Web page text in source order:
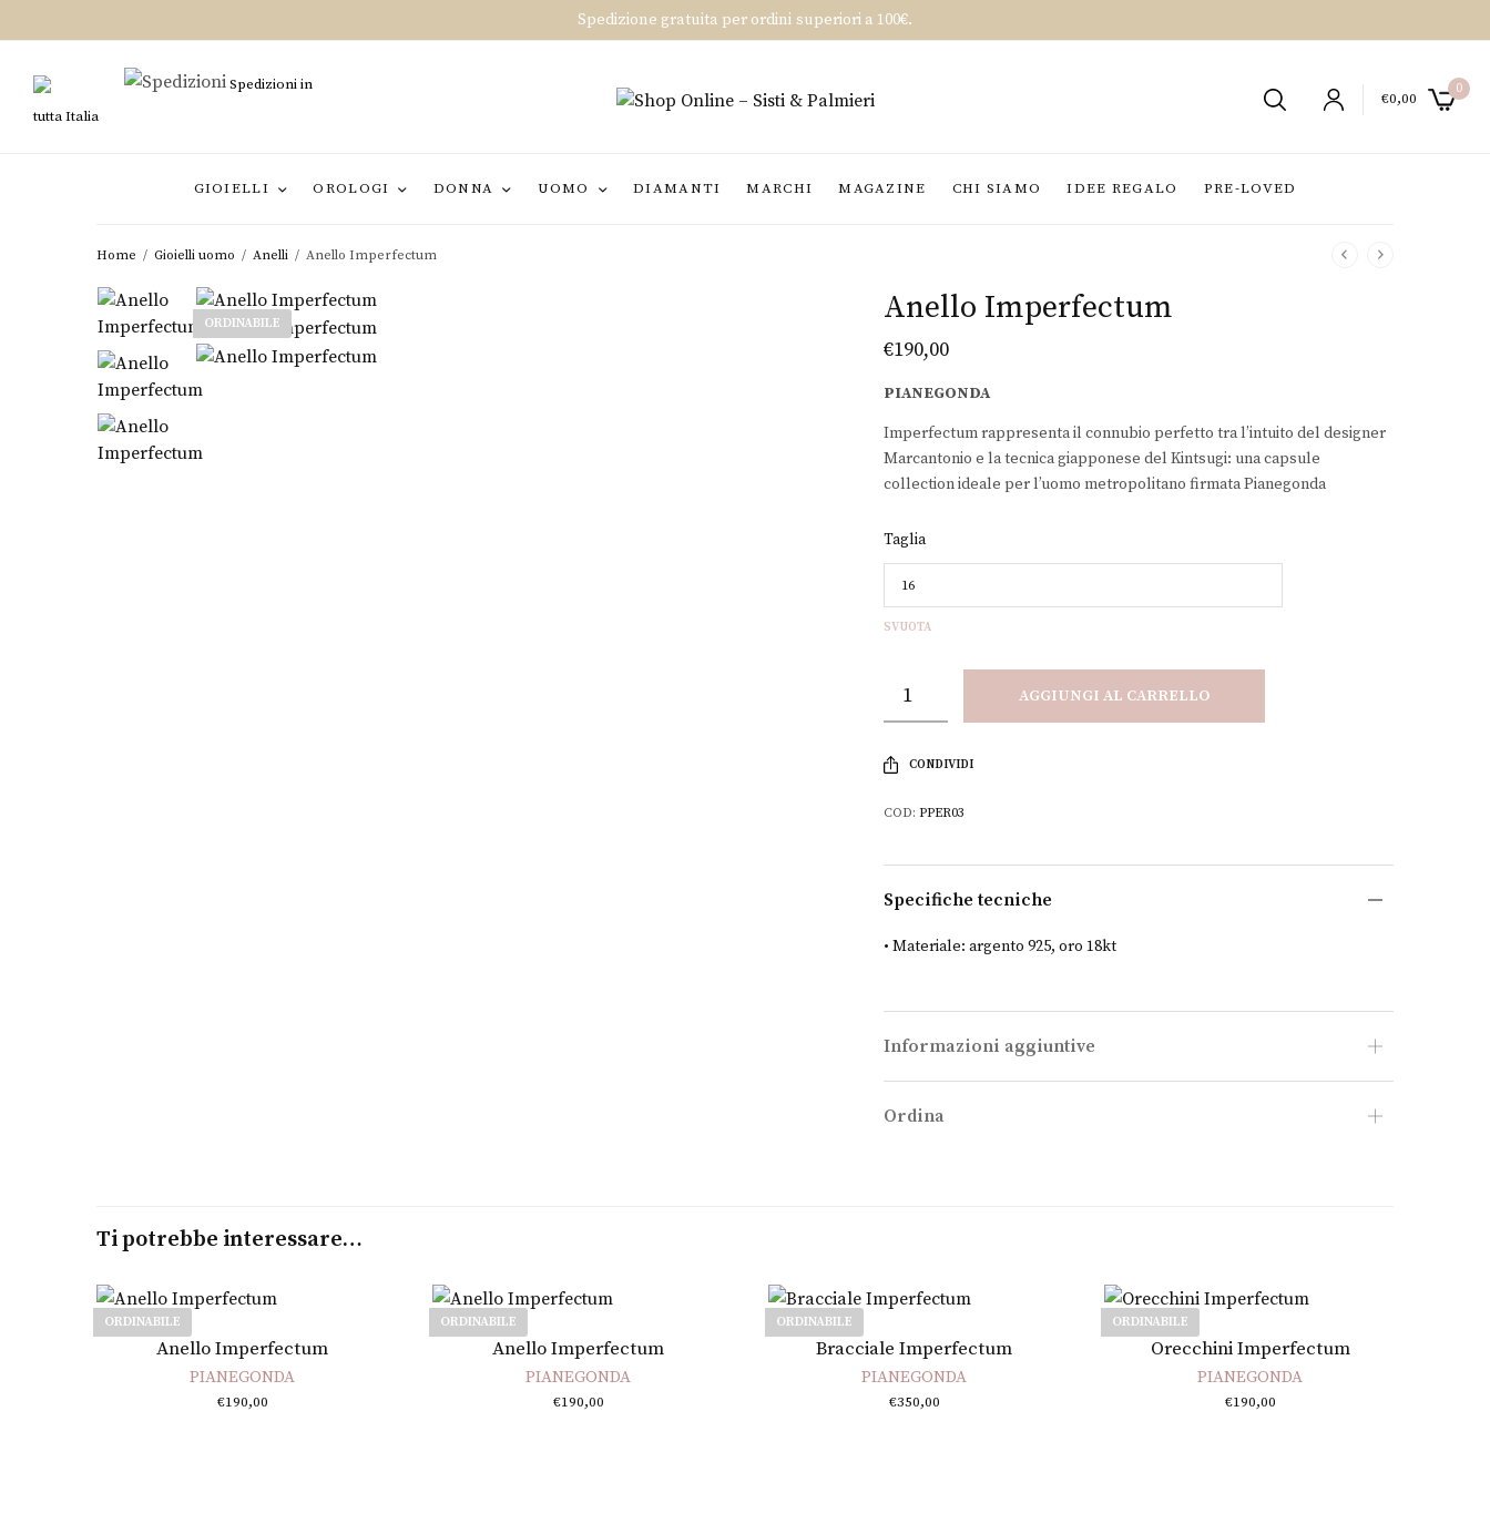
Spedizione gratuita per ordini superiori a 100€.
Spedizioni in
tutta Italia
€0,00
0
GIOIELLI OROLOGI DONNA UOMO DIAMANTI MARCHI MAGAZINE CHI SIAMO IDEE REGALO PRE-LOVED
Home / Gioielli uomo / Anelli / Anello Imperfectum
ORDINABILE Anello Imperfectum
€190,00
PIANEGONDA
Imperfectum rappresenta il connubio perfetto tra l’intuito del designer
Marcantonio e la tecnica giapponese del Kintsugi: una capsule
collection ideale per l’uomo metropolitano firmata Pianegonda
Taglia
SVUOTA
AGGIUNGI AL CARRELLO
CONDIVIDI
COD: PPER03
Specifiche tecniche
• Materiale: argento 925, oro 18kt
Informazioni aggiuntive
Ordina
Ti potrebbe interessare…
ORDINABILE
Anello Imperfectum
PIANEGONDA
€190,00
ORDINABILE
Anello Imperfectum
PIANEGONDA
€190,00
ORDINABILE
Leggi tutto
Bracciale Imperfectum
PIANEGONDA
€350,00
ORDINABILE
Leggi tutto
Orecchini Imperfectum
PIANEGONDA
€190,00